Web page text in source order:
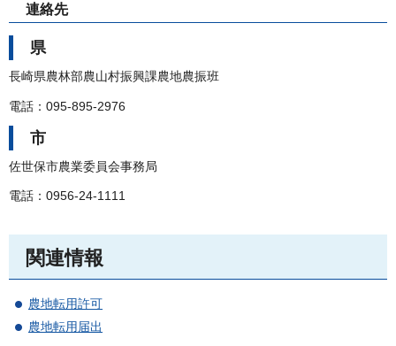
連絡先
県
長崎県農林部農山村振興課農地農振班
電話：095-895-2976
市
佐世保市農業委員会事務局
電話：0956-24-1111
関連情報
農地転用許可
農地転用届出